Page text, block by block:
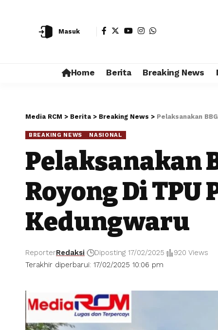
Masuk
Home Berita Breaking News
Media RCM > Berita > Breaking News > Pelaksanakan
BREAKING NEWS NASIONAL
Pelaksanakan
Royong Di TPU
Kedungwaru
Terakhir diperbarui: 17/02/2025 10:06 pm
ReporterRedaksi Diposting 17/02/2025 920 Views